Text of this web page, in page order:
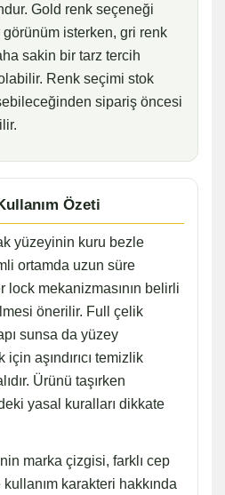
Gold renk seçeneği
isterken, gri renk
sakin bir tarz tercih
Renk seçimi stok
sipariş öncesi
Özeti
yüzeyinin kuru bezle
ortamda uzun süre
lock mekanizmasının belirli
önerilir. Full çelik
sunsa da yüzey
aşındırıcı temizlik
Ürünü taşırken
yasal kuralları dikkate
marka çizgisi, farklı cep
kullanım karakteri hakkında